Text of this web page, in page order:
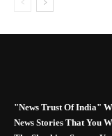
"News Trust Of India"
News Stories That You